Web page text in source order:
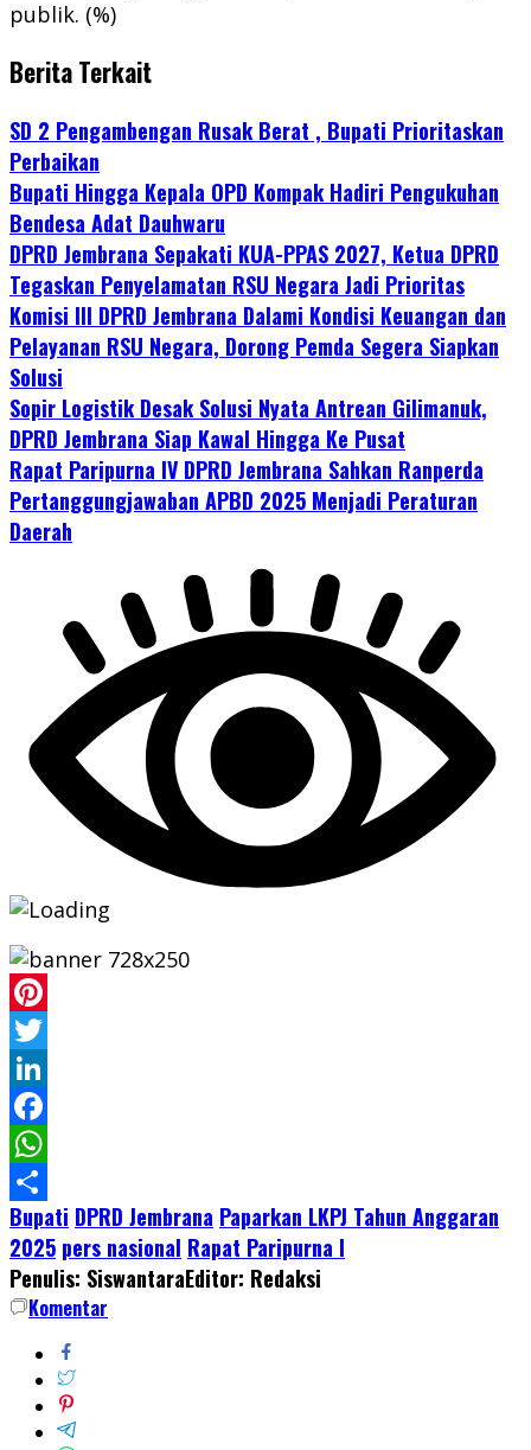
publik. (%)
Berita Terkait
SD 2 Pengambengan Rusak Berat , Bupati Prioritaskan
Perbaikan
Bupati Hingga Kepala OPD Kompak Hadiri Pengukuhan
Bendesa Adat Dauhwaru
DPRD Jembrana Sepakati KUA-PPAS 2027, Ketua DPRD
Tegaskan Penyelamatan RSU Negara Jadi Prioritas
Komisi III DPRD Jembrana Dalami Kondisi Keuangan dan
Pelayanan RSU Negara, Dorong Pemda Segera Siapkan
Solusi
Sopir Logistik Desak Solusi Nyata Antrean Gilimanuk,
DPRD Jembrana Siap Kawal Hingga Ke Pusat
Rapat Paripurna IV DPRD Jembrana Sahkan Ranperda
Pertanggungjawaban APBD 2025 Menjadi Peraturan
Daerah
Pinterest
Twitter
LinkedIn
Facebook
WhatsApp
Share
Bupati DPRD Jembrana Paparkan LKPJ Tahun Anggaran
2025 pers nasional Rapat Paripurna I
Penulis: SiswantaraEditor: Redaksi
Komentar